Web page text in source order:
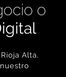
o
Alta.